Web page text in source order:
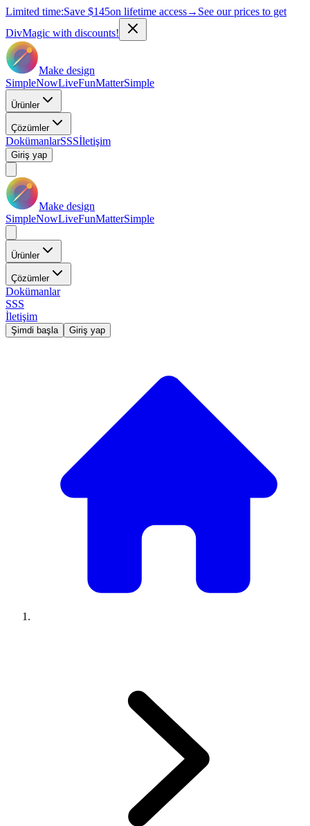
Limited time:Save $145on lifetime access→ See our prices to get
DivMagic with discounts!
Make design
SimpleNowLiveFunMatterSimple
Ürünler
Çözümler
DokümanlarSSSİletişim
Giriş yap
Make design
SimpleNowLiveFunMatterSimple
Ürünler
Çözümler
Dokümanlar
SSS
İletişim
Şimdi başla Giriş yap